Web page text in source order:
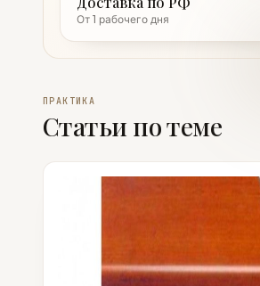
От 1 рабочего дня
ПРАКТИКА
Статьи по теме